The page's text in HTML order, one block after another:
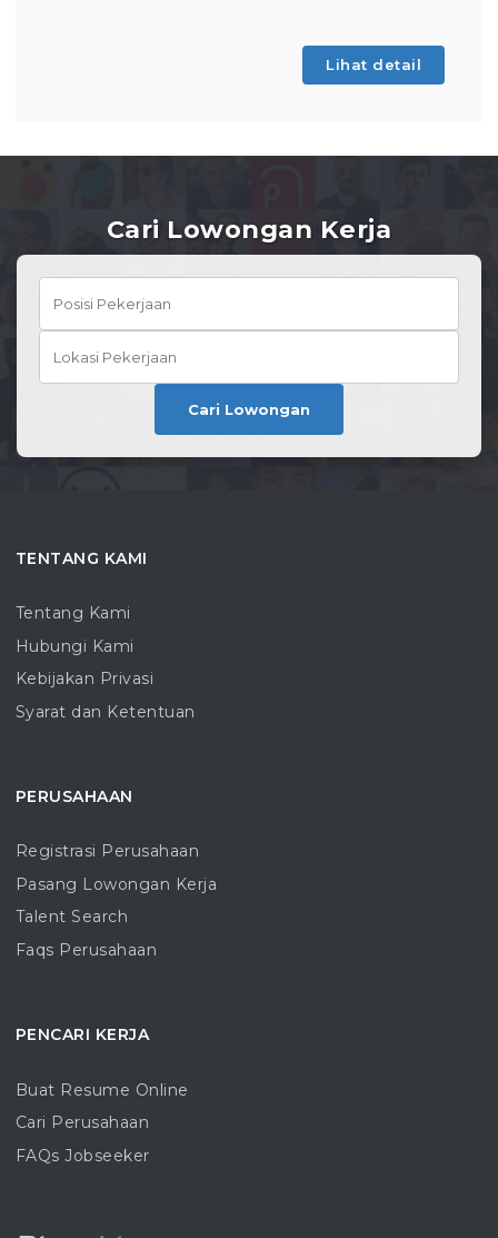
Lihat detail
Cari Lowongan Kerja
Cari Lowongan
TENTANG KAMI
Tentang Kami
Hubungi Kami
Kebijakan Privasi
Syarat dan Ketentuan
PERUSAHAAN
Registrasi Perusahaan
Pasang Lowongan Kerja
Talent Search
Faqs Perusahaan
PENCARI KERJA
Buat Resume Online
Cari Perusahaan
FAQs Jobseeker